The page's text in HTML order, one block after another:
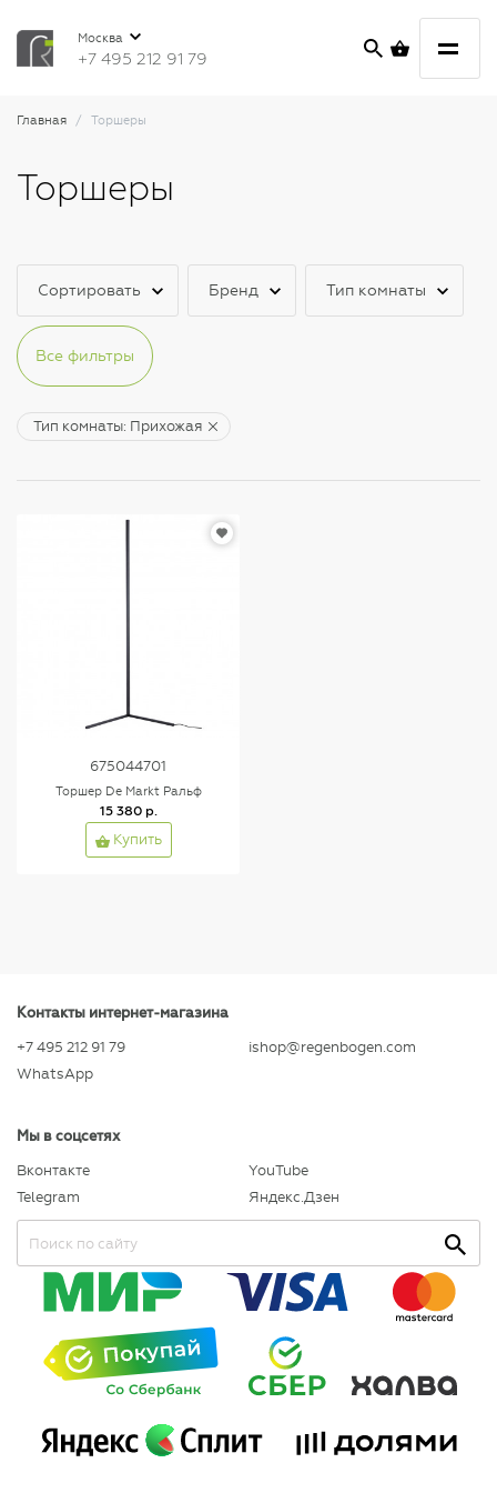
Москва
+7 495 212 91 79
Главная Торшеры
Торшеры
Сортировать Бренд Тип комнаты
Все фильтры
Тип комнаты: Прихожая
675044701
Торшер De Markt Ральф
15 380 р.
Купить
Контакты интернет-магазина
+7 495 212 91 79
WhatsApp
ishop@regenbogen.com
Мы в соцсетях
Вконтакте
Telegram
YouTube
Яндекс.Дзен